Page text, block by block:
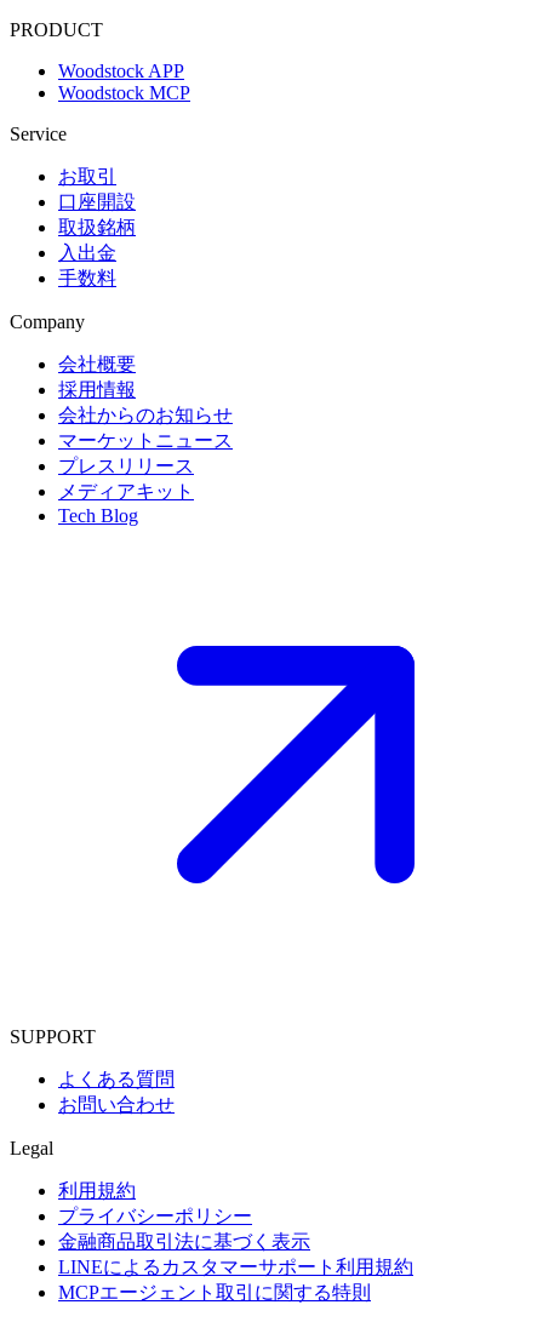
PRODUCT
Woodstock APP
Woodstock MCP
Service
お取引
口座開設
取扱銘柄
入出金
手数料
Company
会社概要
採用情報
会社からのお知らせ
マーケットニュース
プレスリリース
メディアキット
Tech Blog
SUPPORT
よくある質問
お問い合わせ
Legal
利用規約
プライバシーポリシー
金融商品取引法に基づく表示
LINEによるカスタマーサポート利用規約
MCPエージェント取引に関する特則